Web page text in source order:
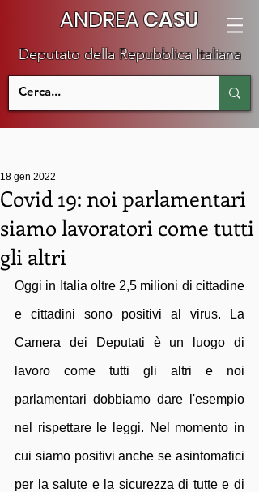
ANDREACASU
Deputato della Repubblica Italiana
Covid 19: noi parlamentari
siamo lavoratori come tutti
gli altri
18 gen 2022
Oggi in Italia oltre 2,5 milioni di cittadine
e cittadini sono positivi al virus. La
Camera dei Deputati è un luogo di
lavoro come tutti gli altri e noi
parlamentari dobbiamo dare l'esempio
nel rispettare le leggi. Nel momento in
cui siamo positivi anche se asintomatici
per la salute e la sicurezza di tutte e di